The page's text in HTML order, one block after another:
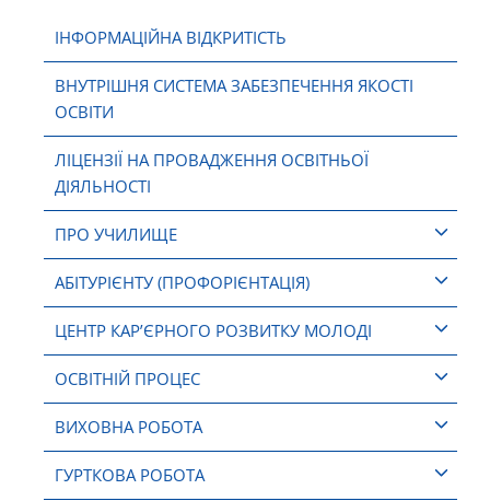
ІНФОРМАЦІЙНА ВІДКРИТІСТЬ
ВНУТРІШНЯ СИСТЕМА ЗАБЕЗПЕЧЕННЯ ЯКОСТІ
ОСВІТИ
ЛІЦЕНЗІЇ НА ПРОВАДЖЕННЯ ОСВІТНЬОЇ
ДІЯЛЬНОСТІ
ПРО УЧИЛИЩЕ
АБІТУРІЄНТУ (ПРОФОРІЄНТАЦІЯ)
ЦЕНТР КАР’ЄРНОГО РОЗВИТКУ МОЛОДІ
ОСВІТНІЙ ПРОЦЕС
ВИХОВНА РОБОТА
ГУРТКОВА РОБОТА